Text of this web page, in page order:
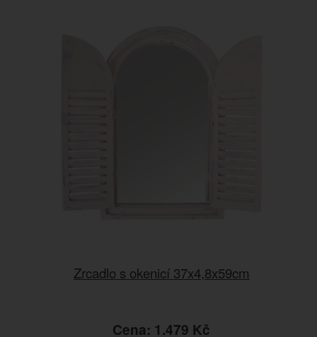
Zrcadlo s okenicí 37x4,8x59cm
Cena: 1.479 Kč